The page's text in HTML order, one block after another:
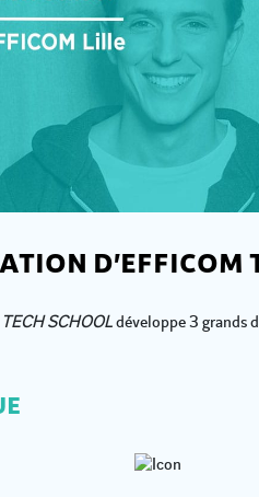
D’EFFICOM
TECH SCHOOLdéveloppe 3 grands